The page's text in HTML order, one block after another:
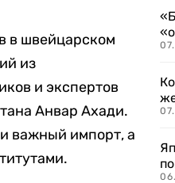
в швейцарском
из
и экспертов
Анвар Ахади.
важный импорт, а